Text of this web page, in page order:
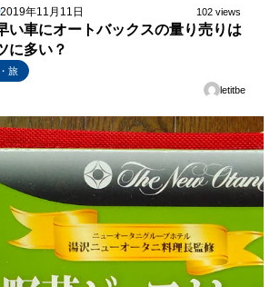
2019年11月11日 102 views
い車にオートバックスの量り売りは
に多い？
旅
letitbe